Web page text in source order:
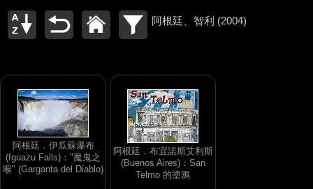
阿根廷、智利 (2004)
阿根廷．伊瓜蘇瀑布
(Iguazu Falls)："魔鬼之
喉" (Garganta del Diablo)
阿根廷．布宜諾斯艾利斯
(Buenos Aires)：San
Telmo 的塗鴉